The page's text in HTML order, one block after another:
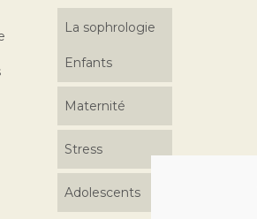
La sophrologie
Enfants
Maternité
Stress
Adolescents